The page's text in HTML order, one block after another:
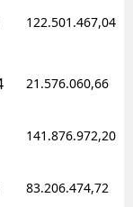
122.501.467,04
21.576.060,66
141.876.972,20
83.206.474,72